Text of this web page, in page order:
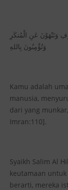
وَتَنْهَوْنَ عَنِ الْمُنكَرِ
وَتُؤْمِنُونَ بِاللهِ
Kamu adalah
manusia,
dari yang
Imran:110].
Syaikh Salim Al
keutamaan
berarti, mereka